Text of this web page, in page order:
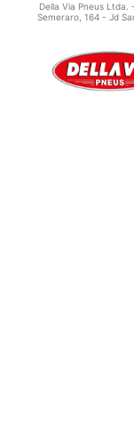
Della Via Pneus Ltda.
Semeraro, 164 - Jd